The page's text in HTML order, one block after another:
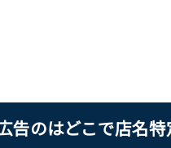
告のはどこで店名